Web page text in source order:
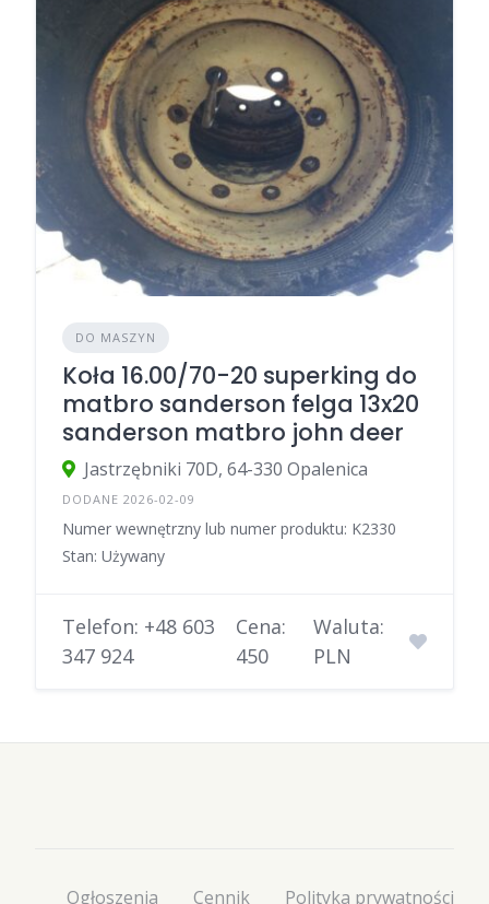
DO MASZYN
Koła 16.00/70-20 superking do
matbro sanderson felga 13x20
sanderson matbro john deer
Jastrzębniki 70D, 64-330 Opalenica
DODANE 2026-02-09
Numer wewnętrzny lub numer produktu: K2330
Stan: Używany
Telefon: +48 603
347 924
Cena:
450
Waluta:
PLN
Ogłoszenia Cennik Polityka prywatności